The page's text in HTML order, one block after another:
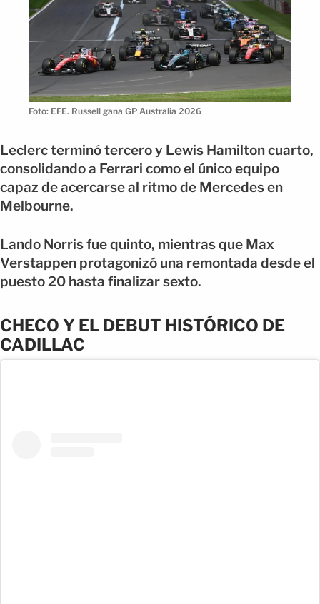
Foto: EFE. Russell gana GP Australia 2026
Leclerc terminó tercero y Lewis Hamilton cuarto,
consolidando a Ferrari como el único equipo
capaz de acercarse al ritmo de Mercedes en
Melbourne.
Lando Norris fue quinto, mientras que Max
Verstappen protagonizó una remontada desde el
puesto 20 hasta finalizar sexto.
CHECO Y EL DEBUT HISTÓRICO DE
CADILLAC